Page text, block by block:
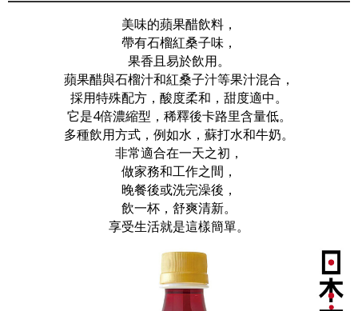
美味的蘋果醋飲料，
帶有石榴紅桑子味，
果香且易於飲用。
蘋果醋與石榴汁和紅桑子汁等果汁混合，
採用特殊配方，酸度柔和，甜度適中。
它是4倍濃縮型，稀釋後卡路里含量低。
多種飲用方式，例如水，蘇打水和牛奶。
非常適合在一天之初，
做家務和工作之間，
晚餐後或洗完澡後，
飲一杯，舒爽清新。
享受生活就是這樣簡單。